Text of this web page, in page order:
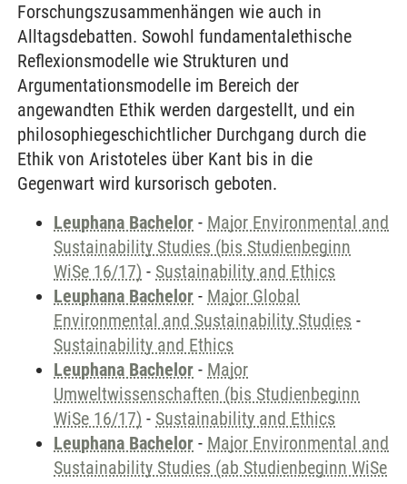
Forschungszusammenhängen wie auch in
Alltagsdebatten. Sowohl fundamentalethische
Reflexionsmodelle wie Strukturen und
Argumentationsmodelle im Bereich der
angewandten Ethik werden dargestellt, und ein
philosophiegeschichtlicher Durchgang durch die
Ethik von Aristoteles über Kant bis in die
Gegenwart wird kursorisch geboten.
Leuphana Bachelor - Major Environmental and
Sustainability Studies (bis Studienbeginn
WiSe 16/17) - Sustainability and Ethics
Leuphana Bachelor - Major Global
Environmental and Sustainability Studies -
Sustainability and Ethics
Leuphana Bachelor - Major
Umweltwissenschaften (bis Studienbeginn
WiSe 16/17) - Sustainability and Ethics
Leuphana Bachelor - Major Environmental and
Sustainability Studies (ab Studienbeginn WiSe